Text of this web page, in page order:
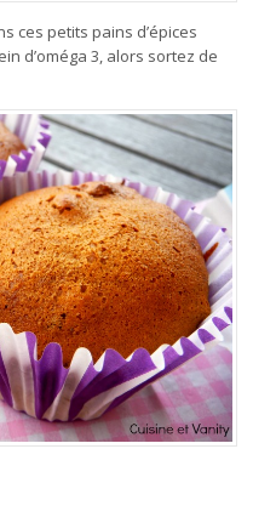
ces petits pains d’épices
d’oméga 3, alors sortez de